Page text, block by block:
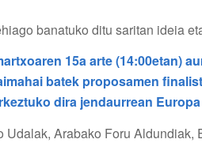
banatuko ditu saritan ideia
15a arte (14:00etan)
batek proposamen
dira jendaurrean
Udalak, Arabako Foru Aldundiak,